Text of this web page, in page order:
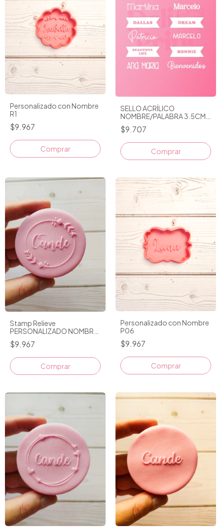
Personalizado con Nombre
R1
$9.967
SELLO ACRÍLICO
NOMBRE/PALABRA 3.5CM
PERSONALIZABLE
$9.707
Comprar
Stamp Relieve
PERSONALIZADO NOMBRE
CON MARQUITO D1
$9.967
Personalizado con Nombre
P06
$9.967